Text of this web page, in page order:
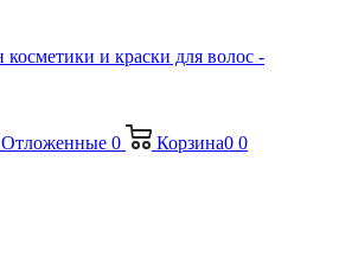
Отложенные 0 Корзина0 0